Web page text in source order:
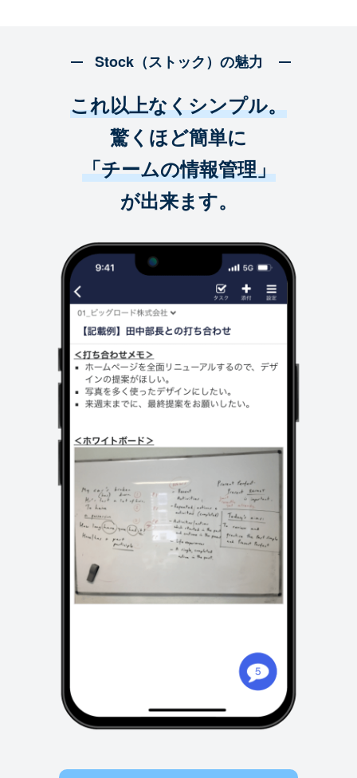
Stock（ストック）の魅力
これ以上なくシンプル。
驚くほど簡単に
「チームの情報管理」
が出来ます。